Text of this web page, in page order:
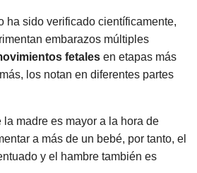
ha sido verificado científicamente,
embarazos múltiples
fetales en etapas más
los notan en diferentes partes
la madre es mayor a la hora de
a más de un bebé, por tanto, el
y el hambre también es